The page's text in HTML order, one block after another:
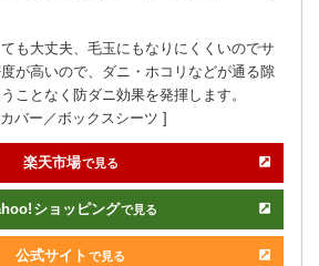
も大丈夫、毛玉にもなりにくくいのでサ
が高いので、ダニ・ホコリなどが通る隙
ことなく防ダニ効果を発揮します。
バー／ボックスシーツ ]
楽天市場で見る
ショッピングで見る
公式サイト で見る